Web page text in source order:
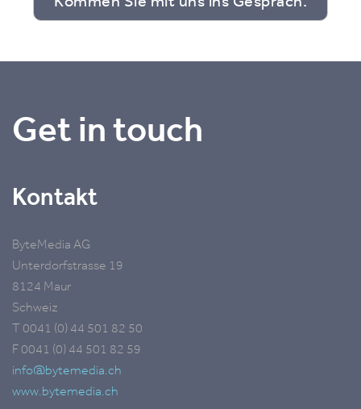
Get in touch
Kontakt
ByteMedia AG
Unterdorfstrasse 19
8124 Maur
Schweiz
T 0041 (0) 44 501 82 50
F 0041 (0) 44 501 82 59
info@bytemedia.ch
www.bytemedia.ch